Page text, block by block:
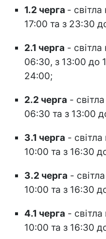
1.2 черга -
17:00 та з 23:30
2.1 черга -
06:30, з 13:00 до
24:00;
2.2 черга -
06:30 та з 13:00
3.1 черга -
10:00 та з 16:30
3.2 черга -
10:00 та з 16:30
4.1 черга -
10:00 та з 16:30